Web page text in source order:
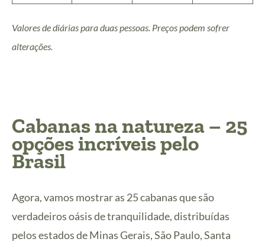
Valores de diárias para duas pessoas. Preços podem sofrer
alterações.
Cabanas na natureza – 25
opções incríveis pelo
Brasil
Agora, vamos mostrar as 25 cabanas que são
verdadeiros oásis de tranquilidade, distribuídas
pelos estados de Minas Gerais, São Paulo, Santa